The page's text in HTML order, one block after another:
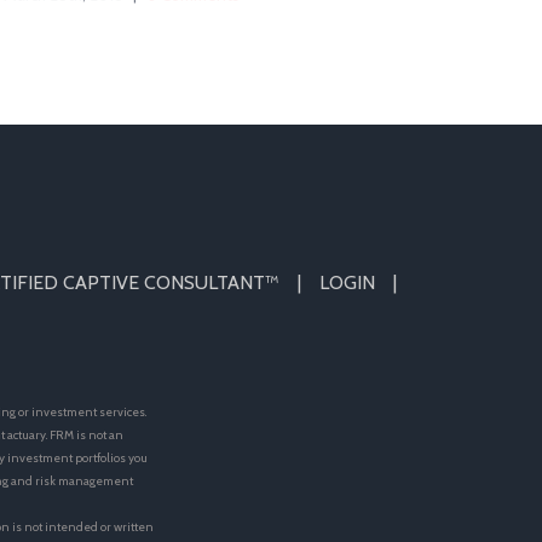
CAPTIVE CONSULTANT™
LOGIN
or investment services.
FRM is not an
investment portfolios you
and risk management
is not intended or written